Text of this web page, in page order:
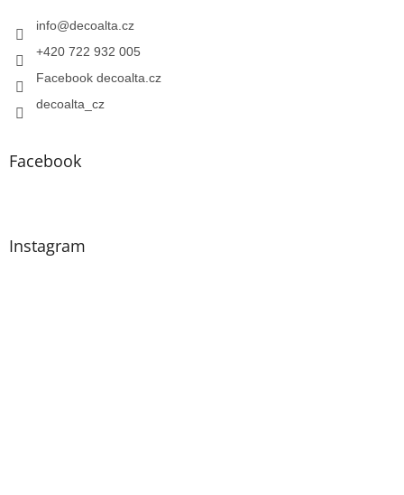
info@decoalta.cz
+420 722 932 005
Facebook decoalta.cz
decoalta_cz
Facebook
Instagram